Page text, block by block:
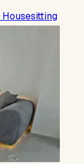
Housesitting